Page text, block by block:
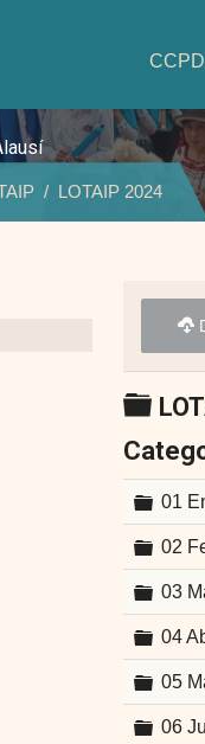
LOTAIP 2024
01
02
03
04
05
06